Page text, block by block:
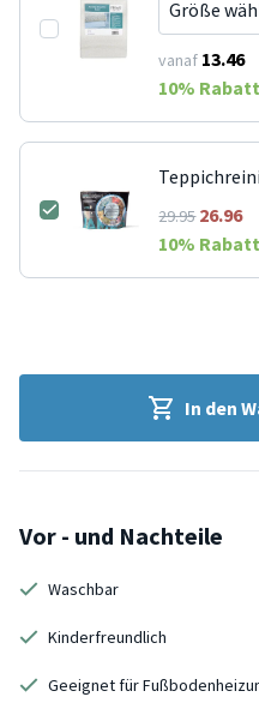
vanaf 13.46
10% Rabatt
29.9526.96
10% Rabatt
In den
Vor - und Nachteile
Waschbar
Kinderfreundlich
Geeignet für